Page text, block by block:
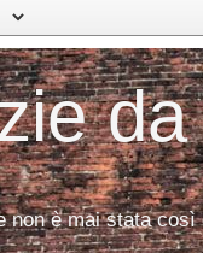
non è mai stata